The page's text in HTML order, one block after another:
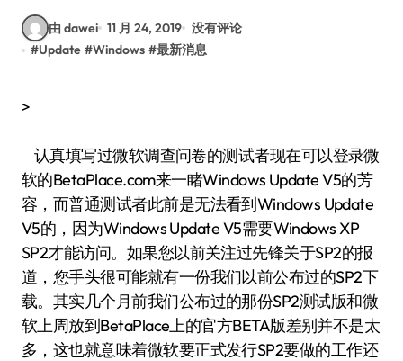
由 dawei 11 月 24, 2019 没有评论
#Update #Windows #最新消息
>
认真填写过微软调查问卷的测试者现在可以登录微
软的BetaPlace.com来一睹Windows Update V5的芳
容，而普通测试者此前是无法看到Windows Update
V5的，因为Windows Update V5需要Windows XP
SP2才能访问。如果您以前关注过先锋关于SP2的报
道，您手头很可能就有一份我们以前公布过的SP2下
载。其实几个月前我们公布过的那份SP2测试版和微
软上周放到BetaPlace上的官方BETA版差别并不是太
多，这也就意味着微软要正式发行SP2要做的工作还